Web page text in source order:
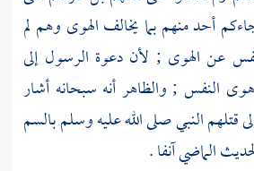
أحد منهم بما يخالف الهوى وهم لم
عن الهوى ; لأن دعوة الرسول إلى
النفس ; والظاهر أنه سبحانه أشار
قتلهم النبي صلى الله عليه وسلم بالسم
الماضي آنفا .